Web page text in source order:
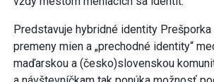
Predstavuje hybridné identity
premeny mien a „prechodné identity“
maďarskou a (česko)slovenskou